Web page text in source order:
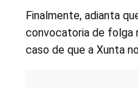
Finalmente, adianta
convocatoria de folga
caso de que a Xunta